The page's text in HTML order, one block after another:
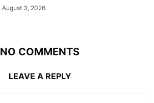
August 3, 2026
NO COMMENTS
LEAVE A REPLY